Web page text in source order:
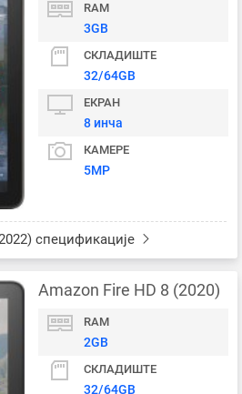
RAM
3GB
СКЛАДИШТЕ
32/64GB
ЕКРАН
8 инча
КАМЕРЕ
5MP
спецификације
Amazon Fire HD 8 (2020)
RAM
2GB
СКЛАДИШТЕ
32/64GB